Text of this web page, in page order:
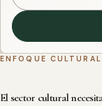
ENFOQUE CULTURAL
El sector cultural